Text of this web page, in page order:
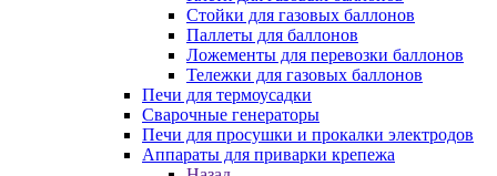
Стойки для газовых баллонов
Паллеты для баллонов
Ложементы для перевозки баллонов
Тележки для газовых баллонов
Печи для термоусадки
Сварочные генераторы
Печи для просушки и прокалки электродов
Аппараты для приварки крепежа